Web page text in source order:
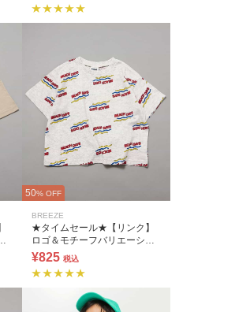
50% OFF
BREEZE
★タイムセール★【リンク】
ロゴ＆モチーフバリエーショ
ンTシャツ
¥825 税込